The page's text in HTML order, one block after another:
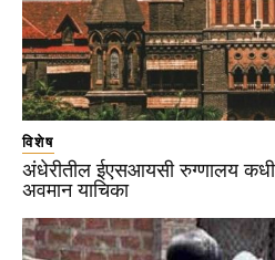
विशेष
अंधेरीतील ईएसआयसी रुग्णालय कधी
अवमान याचिका